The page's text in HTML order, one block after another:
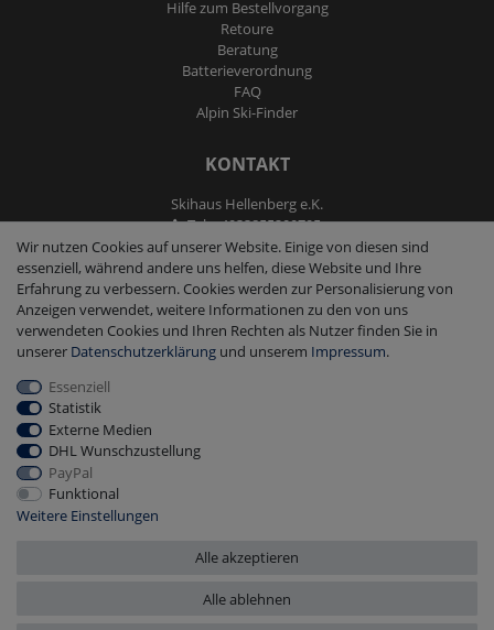
Hilfe zum Bestellvorgang
Retoure
Beratung
Batterieverordnung
FAQ
Alpin Ski-Finder
KONTAKT
Skihaus Hellenberg e.K.
Tel: +4933855200795
Fax: +4933855200793
kontakt@ski-andmore.de
2026 Skihaus Hellenberg e.K.
*Alle Preise inkl. MwSt., zzgl. Versandkosten
Wir nutzen Cookies auf unserer Website. Einige von diesen sind
essenziell, während andere uns helfen, diese Website und Ihre
Erfahrung zu verbessern. Cookies werden zur Personalisierung von
Anzeigen verwendet, weitere Informationen zu den von uns
verwendeten Cookies und Ihren Rechten als Nutzer finden Sie in
unserer Daten­schutz­erklärung und unserem Impressum.
Essenziell
Statistik
Externe Medien
DHL Wunschzustellung
PayPal
Funktional
Weitere Einstellungen
Alle akzeptieren
Alle ablehnen